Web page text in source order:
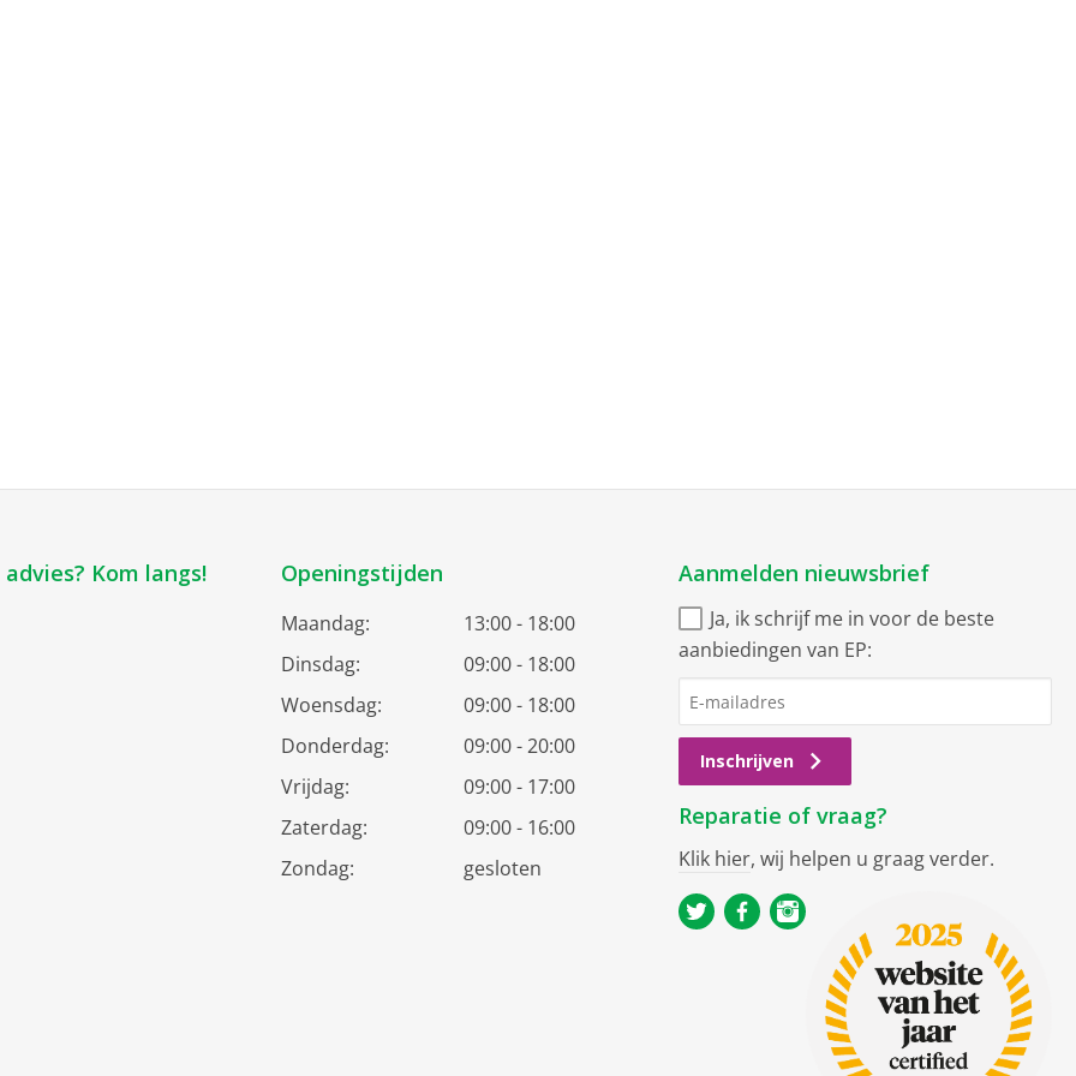
Kom langs! Openingstijden
Maandag:
13:00 - 18:00
Dinsdag:
09:00 - 18:00
Woensdag:
09:00 - 18:00
Donderdag:
09:00 - 20:00
Vrijdag:
09:00 - 17:00
Zaterdag:
09:00 - 16:00
Zondag:
gesloten
Aanmelden nieuwsbrief
Ja, ik schrijf me in voor de beste
aanbiedingen van EP:
Inschrijven
Reparatie of vraag?
Klik hier, wij helpen u graag verder.